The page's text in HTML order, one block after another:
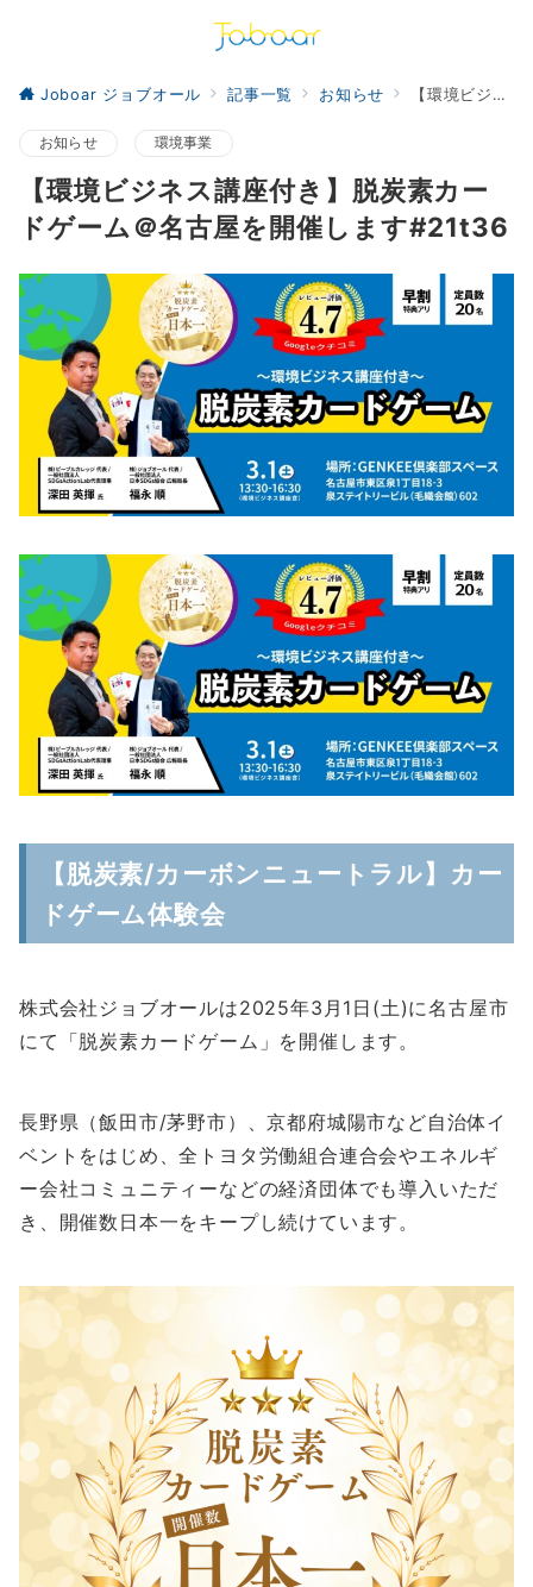
Joboar ジョブオール 記事一覧 お知らせ 【環境ビジネス講座付き】脱炭素カードゲーム＠名古屋を開催します#21t36
お知らせ 環境事業
【環境ビジネス講座付き】脱炭素カー
ドゲーム＠名古屋を開催します#21t36
【脱炭素/カーボンニュートラル】カー
ドゲーム体験会
株式会社ジョブオールは2025年3月1日(土)に名古屋市
にて「脱炭素カードゲーム」を開催します。
長野県（飯田市/茅野市）、京都府城陽市など自治体イ
ベントをはじめ、全トヨタ労働組合連合会やエネルギ
ー会社コミュニティーなどの経済団体でも導入いただ
き、開催数日本一をキープし続けています。